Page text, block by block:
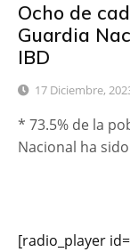
Ocho de
Guardia
IBD
17 Diciembre,
* 73.5% de la
Nacional ha
[radio_player